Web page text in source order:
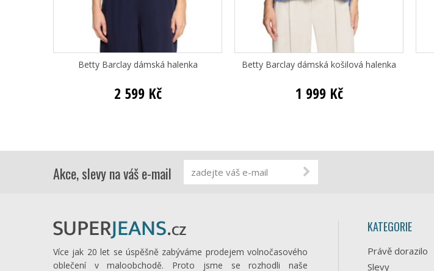
Betty Barclay dámská halenka
2 599 Kč
Betty Barclay dámská košilová halenka
1 999 Kč
Akce, slevy na váš e-mail
Více jak 20 let se úspěšně zabýváme prodejem volnočasového
oblečení v maloobchodě. Proto jsme se rozhodli naše
KATEGORIE
Právě dorazilo
Slevy